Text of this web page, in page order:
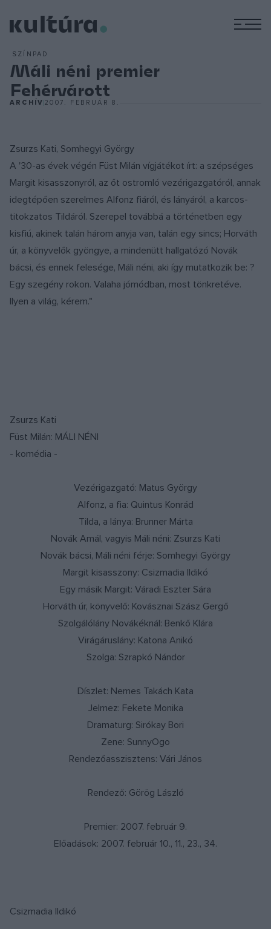
SZÍNPAD
Máli néni premier
Fehérvárott
ARCHÍV2007. FEBRUÁR 8.
Zsurzs Kati, Somhegyi György
A '30-as évek végén Füst Milán vígjátékot írt: a szépséges
Margit kisasszonyról, az őt ostromló vezérigazgatóról, annak
idegtépően szerelmes Alfonz fiáról, és lányáról, a karcos-
titokzatos Tildáról. Szerepel továbbá a történetben egy
kisfiú, akinek talán három anyja van, talán egy sincs; Horváth
úr, a könyvelők gyöngye, a mindenütt hallgatózó Novák
bácsi, és ennek felesége, Máli néni, aki így mutatkozik be: ?
Egy szegény rokon. Valaha jómódban, most tönkretéve.
Ilyen a világ, kérem."
Zsurzs Kati
Füst Milán: MÁLI NÉNI
- komédia -
Vezérigazgató: Matus György
Alfonz, a fia: Quintus Konrád
Tilda, a lánya: Brunner Márta
Novák Amál, vagyis Máli néni: Zsurzs Kati
Novák bácsi, Máli néni férje: Somhegyi György
Margit kisasszony: Csizmadia Ildikó
Egy másik Margit: Váradi Eszter Sára
Horváth úr, könyvelő: Kovásznai Szász Gergő
Szolgálólány Novákéknál: Benkő Klára
Virágáruslány: Katona Anikó
Szolga: Szrapkó Nándor
Díszlet: Nemes Takách Kata
Jelmez: Fekete Monika
Dramaturg: Sirókay Bori
Zene: SunnyOgo
Rendezőasszisztens: Vári János
Rendező: Görög László
Premier: 2007. február 9.
Előadások: 2007. február 10., 11., 23., 34.
Csizmadia Ildikó